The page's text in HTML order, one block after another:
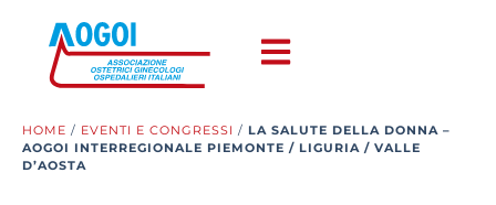
HOME / EVENTI E CONGRESSI / LA SALUTE DELLA DONNA –
AOGOI INTERREGIONALE PIEMONTE / LIGURIA / VALLE
D’AOSTA